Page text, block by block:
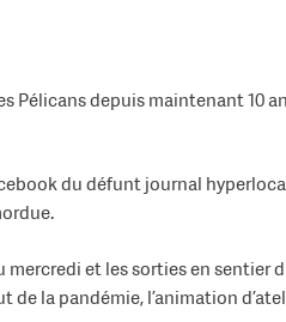
Pélicans depuis maintenant 10
du défunt journal
et les sorties en sentier
de la pandémie, l’animation